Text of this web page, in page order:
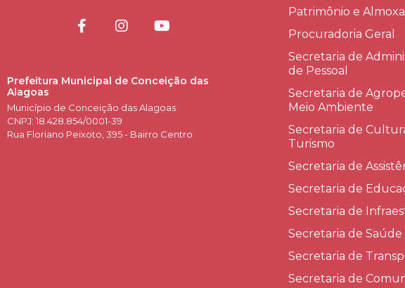
Prefeitura Municipal de Conceição das
Alagoas
Município de Conceição das Alagoas
CNPJ: 18.428.854/0001-39
Rua Floriano Peixoto, 395 - Bairro Centro
Patrimônio e
Procuradoria Geral
Secretaria de
de Pessoal
Secretaria de
Meio Ambiente
Secretaria de
Turismo
Secretaria de
Secretaria de
Secretaria de
Secretaria de Saúde
Secretaria de
Secretaria de